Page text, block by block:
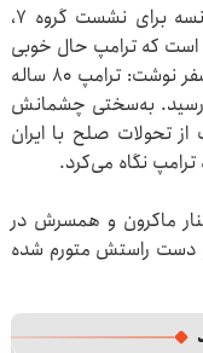
فارس نوشت: همزمان با سفر ترامپ به فرانسه برای نشست گروه ۷،
است که ترامپ حال خوبی
ندارد». این رسانهٔ آمریکایی با اشاره به این سفر نوشت: ترامپ ۸۰ ساله
به‌سختی چشمانش
تحولات صلح با ایران
نگاه می‌کرد.
ماکرون و همسرش در
دست راستش متورم شده